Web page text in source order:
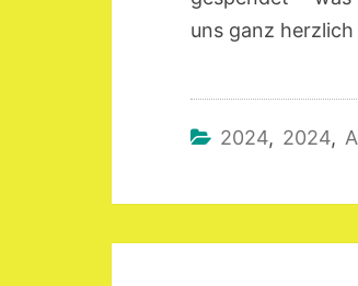
uns ganz
2024, 2024,